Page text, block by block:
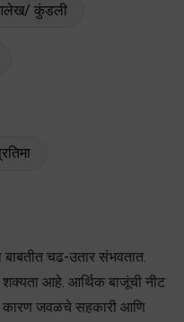
कुंडली
बाबतीत चढ-उतार संभवतात.
आहे. आर्थिक बाजूंची नीट
कारण जवळचे सहकारी आणि